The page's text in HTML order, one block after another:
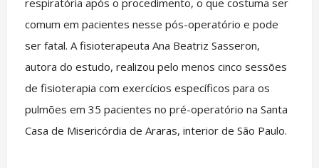
respiratória após o procedimento, o que costuma ser
comum em pacientes nesse pós-operatório e pode
ser fatal. A fisioterapeuta Ana Beatriz Sasseron,
autora do estudo, realizou pelo menos cinco sessões
de fisioterapia com exercícios específicos para os
pulmões em 35 pacientes no pré-operatório na Santa
Casa de Misericórdia de Araras, interior de São Paulo.